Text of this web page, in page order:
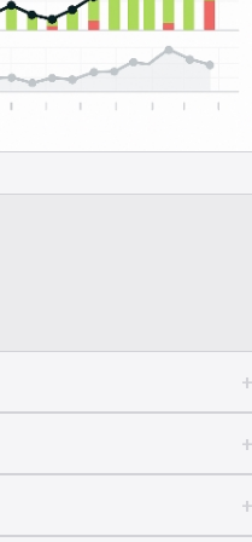
csomagolást és szállítást!